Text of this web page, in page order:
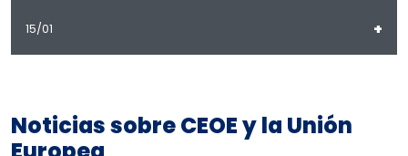
15/01 +
Noticias sobre CEOE y la Unión